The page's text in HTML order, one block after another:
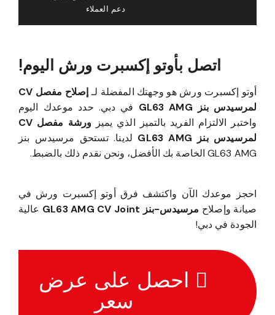
دعم العملاء
اتصل بأوتو إكسبرت ورش اليوم!
أوتو إكسبرت ورش هو وجهتك المفضلة لـ
إصلاح مفصل CV
لمرسيدس بنز GL63 AMG
في دبي. حدد موعدك اليوم
واختبر الالتزام الفريد بالتميز الذي يميز
ورشة مفصل CV
لمرسيدس بنز GL63 AMG
لدينا. تستحق مرسيدس بنز
GL63 AMG الخاصة بك الأفضل، ونحن نقدم ذلك بالضبط.
احجز موعدك الآن واكتشف فرق أوتو إكسبرت ورش في
صيانة وإصلاح مرسيدس-بنز GL63 AMG CV Joint
عالية
الجودة في دبي!
احصل على عرض
سعر